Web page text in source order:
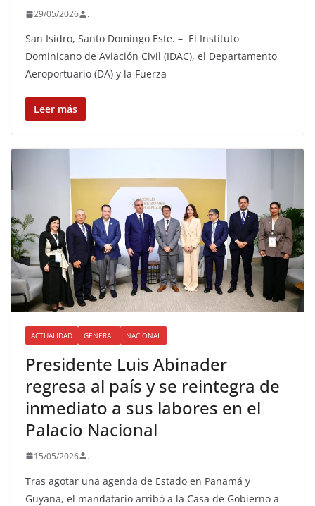
29/05/2026 .
San Isidro, Santo Domingo Este. – El Instituto
Dominicano de Aviación Civil (IDAC), el Departamento
Aeroportuario (DA) y la Fuerza
Leer más
ACTUALIDAD GENERAL NACIONAL
Presidente Luis Abinader
regresa al país y se reintegra de
inmediato a sus labores en el
Palacio Nacional
15/05/2026 .
Tras agotar una agenda de Estado en Panamá y
Guyana, el mandatario arribó a la Casa de Gobierno a